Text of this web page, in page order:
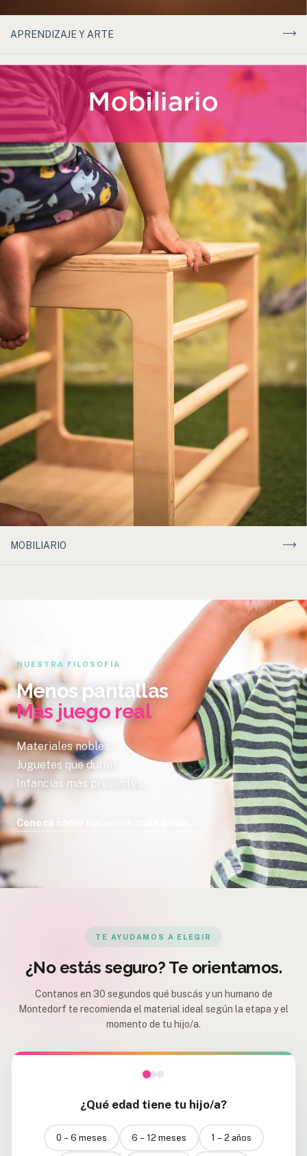
APRENDIZAJE Y ARTE
MOBILIARIO
NUESTRA FILOSOFÍA
Menos pantallas
Más juego real
Materiales nobles.
Juguetes que duran.
Infancias más presentes.
Conocé cómo hacemos cada pieza
TE AYUDAMOS A ELEGIR
¿No estás seguro? Te orientamos.
Contanos en 30 segundos qué buscás y un humano de
Montedorf te recomienda el material ideal según la etapa y el
momento de tu hijo/a.
¿Qué edad tiene tu hijo/a?
0 – 6 meses 6 – 12 meses 1 – 2 años